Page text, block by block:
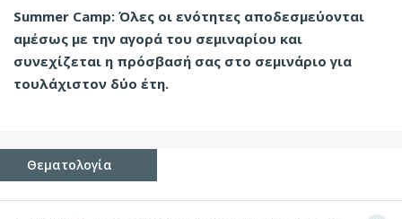
Summer Camp: Όλες οι ενότητες αποδεσμεύονται
αμέσως με την αγορά του σεμιναρίου και
συνεχίζεται η πρόσβασή σας στο σεμινάριο για
τουλάχιστον δύο έτη.
Θεματολογία